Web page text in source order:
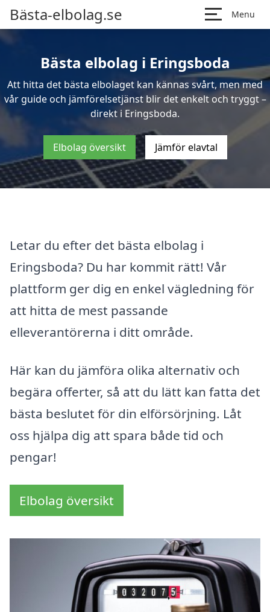
Bästa-elbolag.se Menu
Bästa elbolag i Eringsboda
Att hitta det bästa elbolaget kan kännas svårt, men med
vår guide och jämförelsetjänst blir det enkelt och tryggt –
direkt i Eringsboda.
Elbolag översikt Jämför elavtal
Letar du efter det bästa elbolag i
Eringsboda? Du har kommit rätt! Vår
plattform ger dig en enkel vägledning för
att hitta de mest passande
elleverantörerna i ditt område.
Här kan du jämföra olika alternativ och
begära offerter, så att du lätt kan fatta det
bästa beslutet för din elförsörjning. Låt
oss hjälpa dig att spara både tid och
pengar!
Elbolag översikt